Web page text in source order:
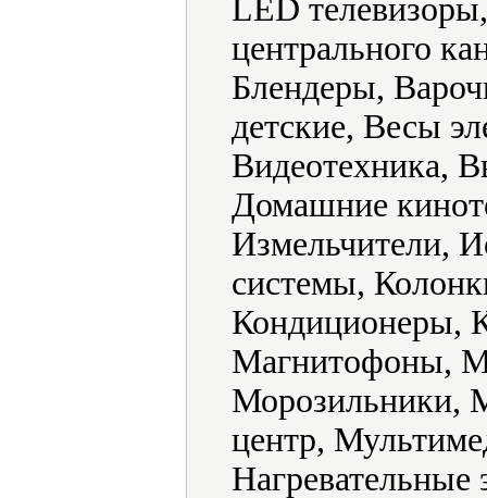
LED
центрального
Блендеры,
детские, Весы
Видеотехника,
Домашние
Измельчители,
системы,
Кондиционеры,
Магнитофоны,
Морозильники,
центр,
Нагревательные